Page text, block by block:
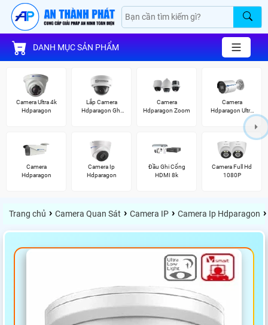
DANH MỤC SẢN PHẨM
Camera Ultra 4k
Hdparagon
Lắp Camera
Hdparagon Ghi
Camera
Hdparagon Zoom
Camera
Hdparagon Ultra
Camera
Hdparagon
Camera Ip
Hdparagon
Đầu Ghi Cổng
HDMI 8k
Camera Full Hd
1080P
Trang chủ › Camera Quan Sát › Camera IP › Camera Ip Hdparagon ›